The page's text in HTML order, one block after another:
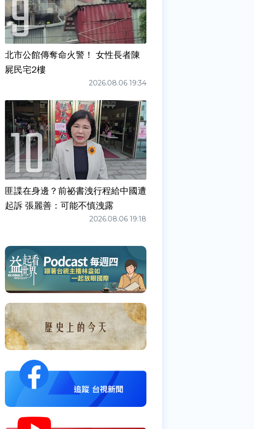
北市公館傳奪命火警！ 女性長者陳
屍民宅2樓
2026.08.06 19:34
匪諜在身邊？前祕書洩行程給中國遭
起訴 張麗善：可能不慎洩露
2026.08.06 19:18